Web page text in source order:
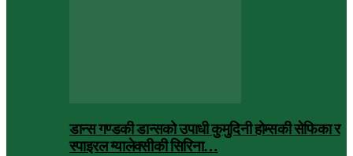
डान्स गण्डकी डान्सको उपाधी कुमुदिनी होम्सकी सेफिका र
स्पाइरल ग्यालेक्सीकी सिरिना…